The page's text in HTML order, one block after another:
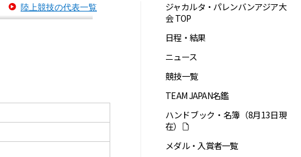
陸上競技の代表一覧
ジャカルタ・パレンバンアジア大
会 TOP
日程・結果
ニュース
競技一覧
TEAM JAPAN名鑑
ハンドブック・名簿（8月13日現
在）
メダル・入賞者一覧